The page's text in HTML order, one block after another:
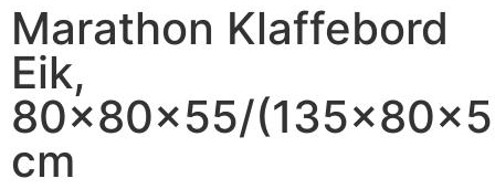
Marathon Klaffebord
Eik,
80x80x55/
cm